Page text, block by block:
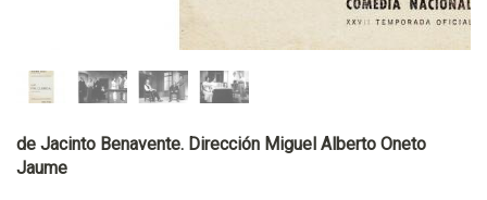
de Jacinto Benavente. Dirección Miguel Alberto Oneto
Jaume